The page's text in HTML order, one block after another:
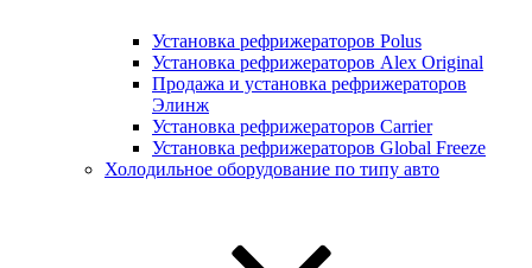
Установка рефрижераторов Polus
Установка рефрижераторов Alex Original
Продажа и установка рефрижераторов
Элинж
Установка рефрижераторов Carrier
Установка рефрижераторов Global Freeze
Холодильное оборудование по типу авто